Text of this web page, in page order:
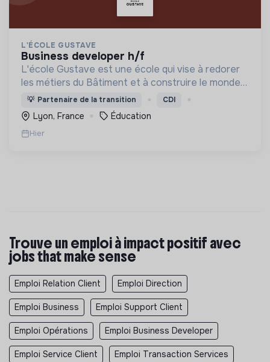
L'ÉCOLE GUSTAVE
business developer h/f
L'école Gustave est une école qui vise à redorer
les métiers du Bâtiment et à construire le monde
de demain. Notre ESS recrute ses apprenants en
fonction de leur motivation et non de leur diplôme.
💡 Partenaire de la transition CDI
Lyon, France Éducation
Hier
Trouve un emploi à impact positif avec
jobs that make sense
Emploi Relation Client Emploi Direction
Emploi Business Emploi Support Client
Emploi Opérations Emploi Business Developer
Emploi Service Client Emploi Transaction Services